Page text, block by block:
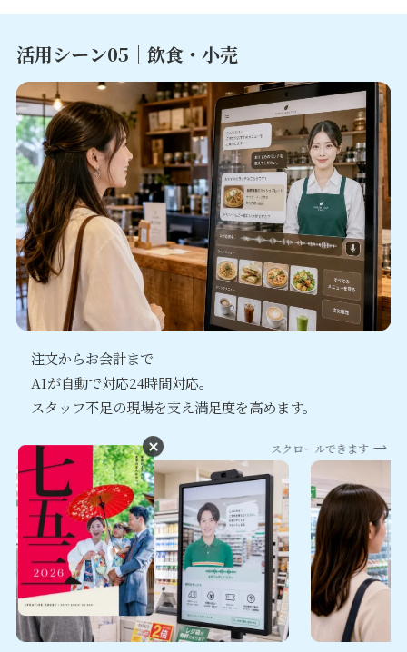
活用シーン05｜飲食・小売
注文からお会計まで
AIが自動で対応24時間対応。
スタッフ不足の現場を支え満足度を高めます。
スクロールできます